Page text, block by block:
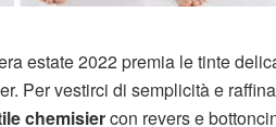
estate 2022 premia le tinte
Per vestirci di semplicità e
chemisiercon revers e